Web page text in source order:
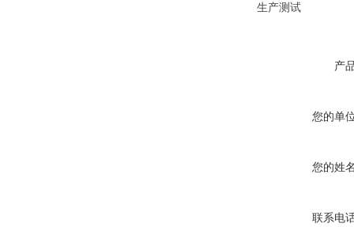
生产测试
产
您的单
您的姓
联系电